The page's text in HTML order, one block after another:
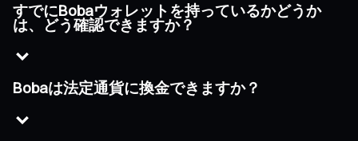
すでにBobaウォレットを持っているかどうか
は、どう確認できますか？
Bobaは法定通貨に換金できますか？